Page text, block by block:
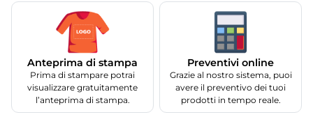
Anteprima di stampa
Prima di stampare potrai
visualizzare gratuitamente
l’anteprima di stampa.
Preventivi online
Grazie al nostro sistema, puoi
avere il preventivo dei tuoi
prodotti in tempo reale.